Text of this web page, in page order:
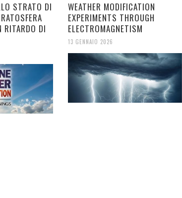
STRATO DI
RITARDO DI
WEATHER MODIFICATION
EXPERIMENTS THROUGH
ELECTROMAGNETISM
13 GENNAIO 2026